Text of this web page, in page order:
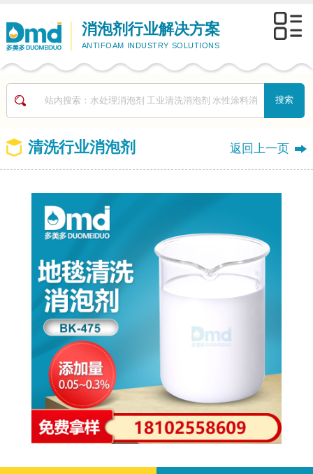
消泡剂行业解决方案
ANTIFOAM INDUSTRY SOLUTIONS
清洗行业消泡剂 返回上一页